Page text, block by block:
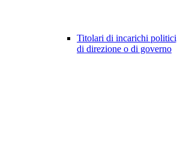
Titolari di incarichi
di direzione o di governo